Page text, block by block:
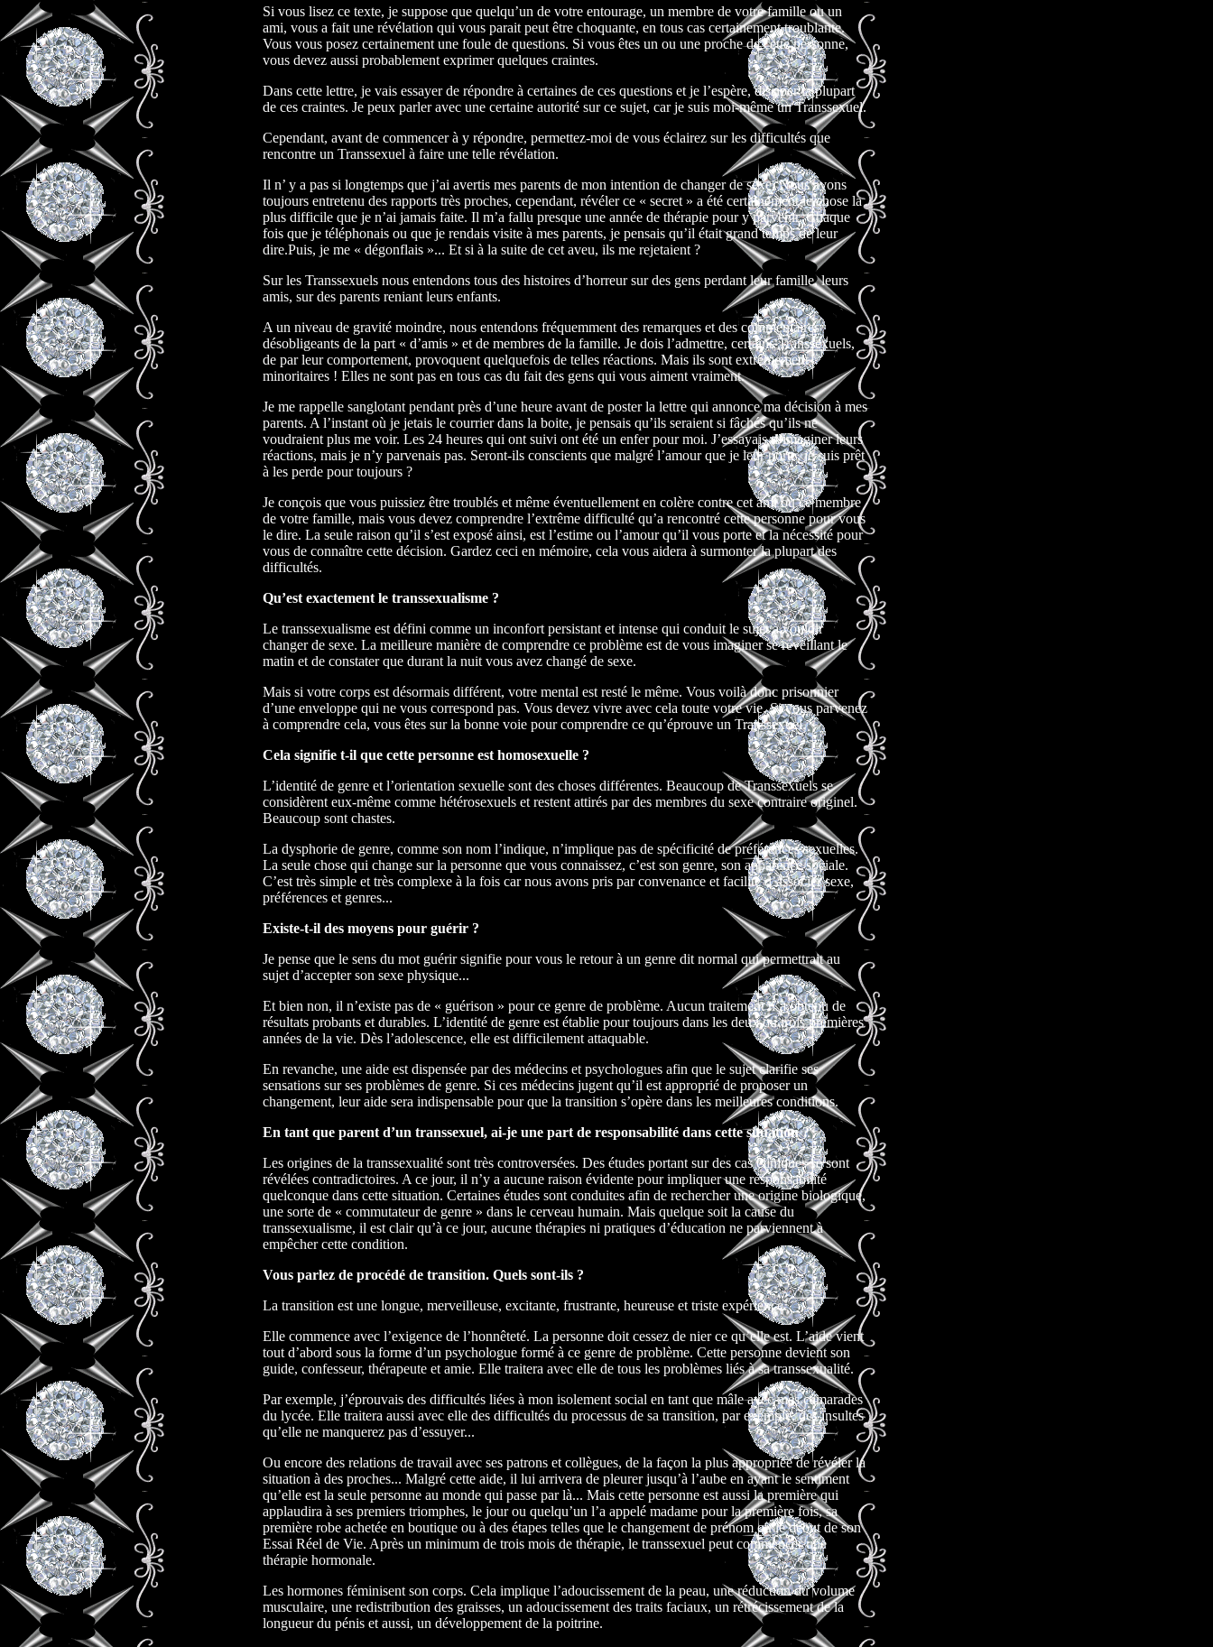
Si vous lisez ce texte, je suppose que quelqu’un de votre entourage, un membre de votre famille ou un
ami, vous a fait une révélation qui vous parait peut être choquante, en tous cas certainement troublante.
Vous vous posez certainement une foule de questions. Si vous êtes un ou une proche de cette personne,
vous devez aussi probablement exprimer quelques craintes.
Dans cette lettre, je vais essayer de répondre à certaines de ces questions et je l’espère, dissiper la plupart
de ces craintes. Je peux parler avec une certaine autorité sur ce sujet, car je suis moi-même un Transsexuel.
Cependant, avant de commencer à y répondre, permettez-moi de vous éclairez sur les difficultés que
rencontre un Transsexuel à faire une telle révélation.
Il n’ y a pas si longtemps que j’ai avertis mes parents de mon intention de changer de sexe. Nous avons
toujours entretenu des rapports très proches, cependant, révéler ce « secret » a été certainement le chose la
plus difficile que je n’ai jamais faite. Il m’a fallu presque une année de thérapie pour y parvenir. Chaque
fois que je téléphonais ou que je rendais visite à mes parents, je pensais qu’il était grand temps de leur
dire.Puis, je me « dégonflais »... Et si à la suite de cet aveu, ils me rejetaient ?
Sur les Transsexuels nous entendons tous des histoires d’horreur sur des gens perdant leur famille, leurs
amis, sur des parents reniant leurs enfants.
A un niveau de gravité moindre, nous entendons fréquemment des remarques et des commentaires
désobligeants de la part « d’amis » et de membres de la famille. Je dois l’admettre, certains Transsexuels,
de par leur comportement, provoquent quelquefois de telles réactions. Mais ils sont extrêmement
minoritaires ! Elles ne sont pas en tous cas du fait des gens qui vous aiment vraiment.
Je me rappelle sanglotant pendant près d’une heure avant de poster la lettre qui annonce ma décision à mes
parents. A l’instant où je jetais le courrier dans la boite, je pensais qu’ils seraient si fâchés qu’ils ne
voudraient plus me voir. Les 24 heures qui ont suivi ont été un enfer pour moi. J’essayais d’imaginer leurs
réactions, mais je n’y parvenais pas. Seront-ils conscients que malgré l’amour que je leur porte, je suis prêt
à les perde pour toujours ?
Je conçois que vous puissiez être troublés et même éventuellement en colère contre cet ami ou ce membre
de votre famille, mais vous devez comprendre l’extrême difficulté qu’a rencontré cette personne pour vous
le dire. La seule raison qu’il s’est exposé ainsi, est l’estime ou l’amour qu’il vous porte et la nécessité pour
vous de connaître cette décision. Gardez ceci en mémoire, cela vous aidera à surmonter la plupart des
difficultés.
Qu’est exactement le transsexualisme ?
Le transsexualisme est défini comme un inconfort persistant et intense qui conduit le sujet à vouloir
changer de sexe. La meilleure manière de comprendre ce problème est de vous imaginer se réveillant le
matin et de constater que durant la nuit vous avez changé de sexe.
Mais si votre corps est désormais différent, votre mental est resté le même. Vous voilà donc prisonnier
d’une enveloppe qui ne vous correspond pas. Vous devez vivre avec cela toute votre vie. Si vous parvenez
à comprendre cela, vous êtes sur la bonne voie pour comprendre ce qu’éprouve un Transsexuel.
Cela signifie t-il que cette personne est homosexuelle ?
L’identité de genre et l’orientation sexuelle sont des choses différentes. Beaucoup de Transsexuels se
considèrent eux-même comme hétérosexuels et restent attirés par des membres du sexe contraire originel.
Beaucoup sont chastes.
La dysphorie de genre, comme son nom l’indique, n’implique pas de spécificité de préférences sexuelles.
La seule chose qui change sur la personne que vous connaissez, c’est son genre, son apparence sociale.
C’est très simple et très complexe à la fois car nous avons pris par convenance et facilité d’associer sexe,
préférences et genres...
Existe-t-il des moyens pour guérir ?
Je pense que le sens du mot guérir signifie pour vous le retour à un genre dit normal qui permettrait au
sujet d’accepter son sexe physique...
Et bien non, il n’existe pas de « guérison » pour ce genre de problème. Aucun traitement n’a obtenu de
résultats probants et durables. L’identité de genre est établie pour toujours dans les deux ou trois premières
années de la vie. Dès l’adolescence, elle est difficilement attaquable.
En revanche, une aide est dispensée par des médecins et psychologues afin que le sujet clarifie ses
sensations sur ses problèmes de genre. Si ces médecins jugent qu’il est approprié de proposer un
changement, leur aide sera indispensable pour que la transition s’opère dans les meilleures conditions.
En tant que parent d’un transsexuel, ai-je une part de responsabilité dans cette situation ?
Les origines de la transsexualité sont très controversées. Des études portant sur des cas cliniques se sont
révélées contradictoires. A ce jour, il n’y a aucune raison évidente pour impliquer une responsabilité
quelconque dans cette situation. Certaines études sont conduites afin de rechercher une origine biologique,
une sorte de « commutateur de genre » dans le cerveau humain. Mais quelque soit la cause du
transsexualisme, il est clair qu’à ce jour, aucune thérapies ni pratiques d’éducation ne parviennent à
empêcher cette condition.
Vous parlez de procédé de transition. Quels sont-ils ?
La transition est une longue, merveilleuse, excitante, frustrante, heureuse et triste expérience.
Elle commence avec l’exigence de l’honnêteté. La personne doit cessez de nier ce qu’elle est. L’aide vient
tout d’abord sous la forme d’un psychologue formé à ce genre de problème. Cette personne devient son
guide, confesseur, thérapeute et amie. Elle traitera avec elle de tous les problèmes liés à sa transsexualité.
Par exemple, j’éprouvais des difficultés liées à mon isolement social en tant que mâle avec mes camarades
du lycée. Elle traitera aussi avec elle des difficultés du processus de sa transition, par exemple, des insultes
qu’elle ne manquerez pas d’essuyer...
Ou encore des relations de travail avec ses patrons et collègues, de la façon la plus appropriée de révéler la
situation à des proches... Malgré cette aide, il lui arrivera de pleurer jusqu’à l’aube en ayant le sentiment
qu’elle est la seule personne au monde qui passe par là... Mais cette personne est aussi la première qui
applaudira à ses premiers triomphes, le jour ou quelqu’un l’a appelé madame pour la première fois, sa
première robe achetée en boutique ou à des étapes telles que le changement de prénom ou le début de son
Essai Réel de Vie. Après un minimum de trois mois de thérapie, le transsexuel peut commencer une
thérapie hormonale.
Les hormones féminisent son corps. Cela implique l’adoucissement de la peau, une réduction du volume
musculaire, une redistribution des graisses, un adoucissement des traits faciaux, un rétrécissement de la
longueur du pénis et aussi, un développement de la poitrine.